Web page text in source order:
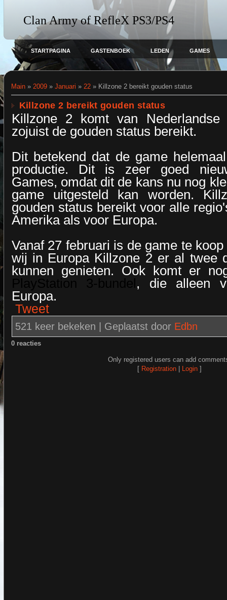
Clan Army of RefleX PS3/PS4
STARTPAGINA GASTENBOEK LEDEN GAMES
Main» 2009 » Januari » 22» Killzone 2 bereikt gouden status
Killzone 2 bereikt gouden status
Killzone 2 komt van
zojuist de gouden status bereikt.
Dit betekend dat de game
productie. Dit is zeer goed
Games, omdat dit de kans nu nog
game uitgesteld kan worden.
gouden status bereikt voor alle
Amerika als voor Europa.
Vanaf 27 februari is de game te
wij in Europa Killzone 2 er al twee
kunnen genieten. Ook komt er
, die alleen
Europa.
Tweet
521 keer bekeken | Geplaatst door Edbn
0 reacties
Only registered users can add
[ Registration| Login]